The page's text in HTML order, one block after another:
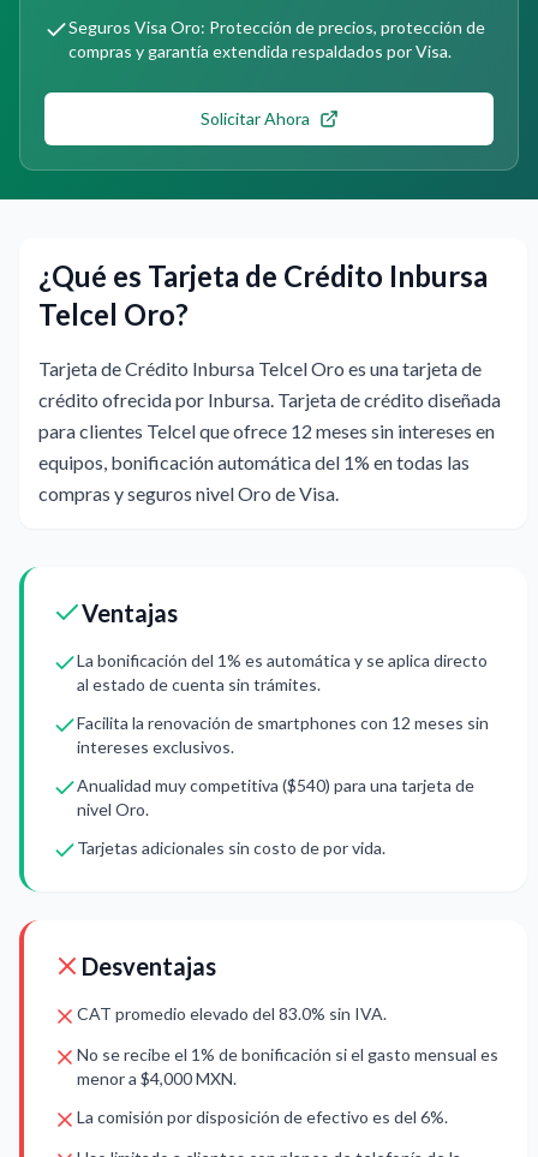
Seguros Visa Oro: Protección de precios, protección de
compras y garantía extendida respaldados por Visa.
Solicitar Ahora
¿Qué es Tarjeta de Crédito Inbursa
Telcel Oro?
Tarjeta de Crédito Inbursa Telcel Oro es una tarjeta de
crédito ofrecida por Inbursa. Tarjeta de crédito diseñada
para clientes Telcel que ofrece 12 meses sin intereses en
equipos, bonificación automática del 1% en todas las
compras y seguros nivel Oro de Visa.
Ventajas
La bonificación del 1% es automática y se aplica directo
al estado de cuenta sin trámites.
Facilita la renovación de smartphones con 12 meses sin
intereses exclusivos.
Anualidad muy competitiva ($540) para una tarjeta de
nivel Oro.
Tarjetas adicionales sin costo de por vida.
Desventajas
CAT promedio elevado del 83.0% sin IVA.
No se recibe el 1% de bonificación si el gasto mensual es
menor a $4,000 MXN.
La comisión por disposición de efectivo es del 6%.